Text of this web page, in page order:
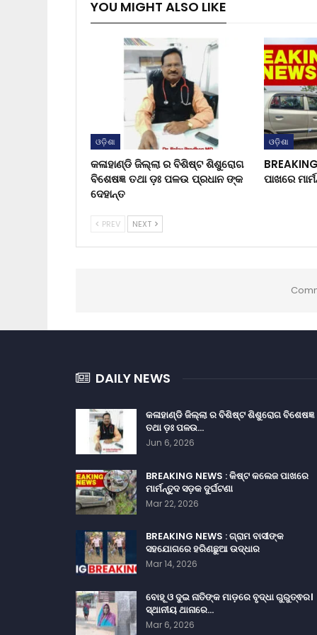
YOU MIGHT ALSO LIKE
ଓଡ଼ିଶା
କଳାହାଣ୍ଡି ଜିଲ୍ଲା ର ବିଶିଷ୍ଟ ଶିଶୁରୋଗ
ବିଶେଷଜ୍ଞ ତଥା ଡ଼ଃ ପଳଉ ପ୍ରଧାନ ଙ୍କ
ଦେହାନ୍ତ
ଓଡ଼ିଶା
ପାଖରେ
PREV NEXT
DAILY NEWS
କଳାହାଣ୍ଡି ଜିଲ୍ଲା ର ବିଶିଷ୍ଟ ଶିଶୁରୋଗ ବିଶେଷଜ୍ଞ
ତଥା ଡ଼ଃ ପଳଉ…
Jun 6, 2026
BREAKING NEWS : କିଷ୍ଟ କଲେଜ ପାଖରେ
ମାର୍ମନ୍ତୁଦ ସଡ଼କ ଦୁର୍ଘଟଣା
Mar 22, 2026
BREAKING NEWS : ଗ୍ରାମ ବାସୀଙ୍କ
ସହଯୋଗରେ ହରିଣଛୁଆ ଉଦ୍ଧାର
Mar 14, 2026
ବୋହୂ ଓ ଦୁଇ ନାତିଙ୍କ ମାଡ଼ରେ ବୃଦ୍ଧା ଗୁରୁତ୍ଵର।
ସ୍ଥାନୀୟ ଥାନାରେ…
Mar 6, 2026